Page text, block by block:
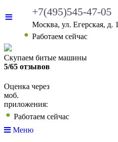
+7(495)545-47-05
Москва, ул. Егерская, д. 1
• Работаем сейчас
Скупаем битые машины
5/65 отзывов
Оценка через
моб.
приложения:
• Работаем сейчас
Меню